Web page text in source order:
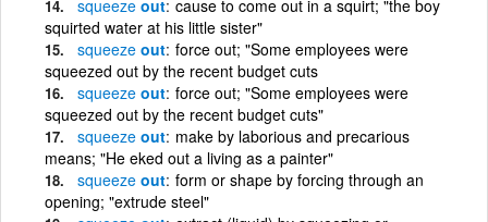
squeeze out cause to come out in a squirt; "the boy
squirted water at his little sister"
squeeze out force out; "Some employees were
squeezed out by the recent budget cuts
squeeze out force out; "Some employees were
squeezed out by the recent budget cuts"
squeeze out make by laborious and precarious
means; "He eked out a living as a painter"
squeeze out form or shape by forcing through an
opening; "extrude steel"